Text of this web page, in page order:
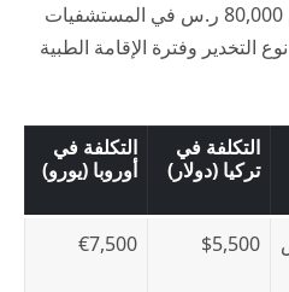
المتوسطة وتصل إلى أكثر من 80,000 ر.س في المستشفيات
التخدير وفترة الإقامة الطبية
التكلفة في
تركيا (دولار)
التكلفة في
أوروبا (يورو)
$5,500
€7,500